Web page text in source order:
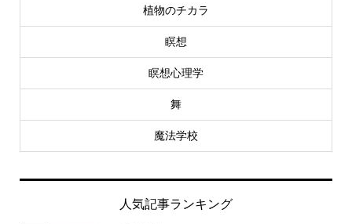
植物のチカラ
瞑想
瞑想心理学
舞
魔法学校
人気記事ランキング